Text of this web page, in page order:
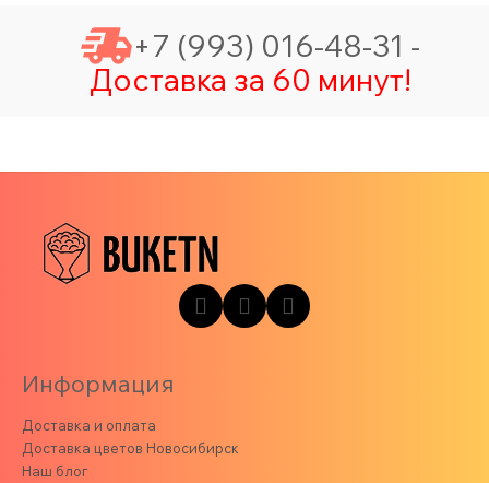
+7 (993) 016-48-31 -
Доставка за 60 минут!
Информация
Доставка и оплата
Доставка цветов Новосибирск
Наш блог